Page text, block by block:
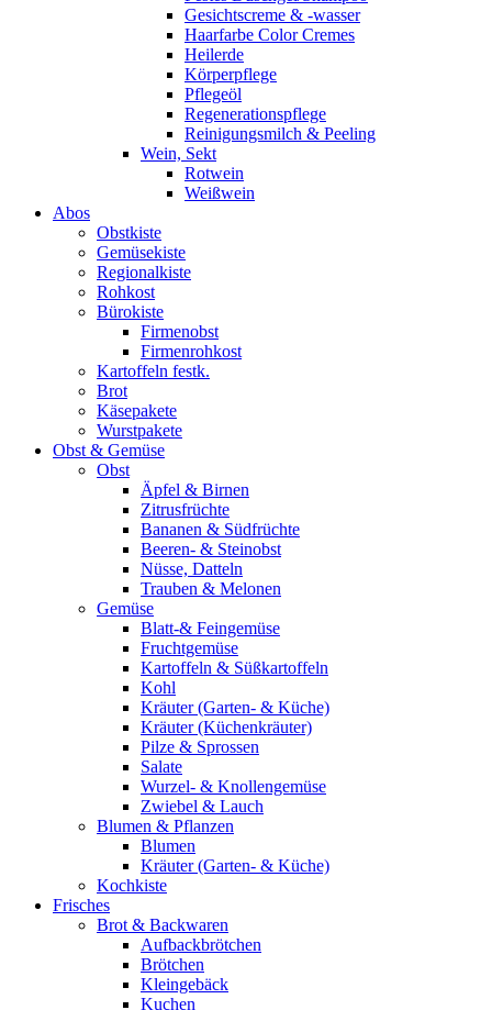
Gesichtscreme & -wasser
Haarfarbe Color Cremes
Heilerde
Körperpflege
Pflegeöl
Regenerationspflege
Reinigungsmilch & Peeling
Wein, Sekt
Rotwein
Weißwein
Abos
Obstkiste
Gemüsekiste
Regionalkiste
Rohkost
Bürokiste
Firmenobst
Firmenrohkost
Kartoffeln festk.
Brot
Käsepakete
Wurstpakete
Obst & Gemüse
Obst
Äpfel & Birnen
Zitrusfrüchte
Bananen & Südfrüchte
Beeren- & Steinobst
Nüsse, Datteln
Trauben & Melonen
Gemüse
Blatt-& Feingemüse
Fruchtgemüse
Kartoffeln & Süßkartoffeln
Kohl
Kräuter (Garten- & Küche)
Kräuter (Küchenkräuter)
Pilze & Sprossen
Salate
Wurzel- & Knollengemüse
Zwiebel & Lauch
Blumen & Pflanzen
Blumen
Kräuter (Garten- & Küche)
Kochkiste
Frisches
Brot & Backwaren
Aufbackbrötchen
Brötchen
Kleingebäck
Kuchen